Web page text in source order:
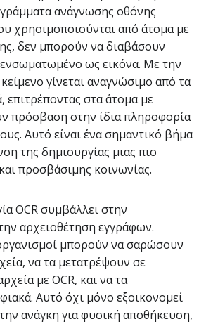
ανάγνωσης οθόνης
χρησιμοποιούνται από άτομα με
δεν μπορούν να διαβάσουν
ενσωματωμένο ως εικόνα. Με την
γίνεται αναγνώσιμο από τα
επιτρέποντας στα άτομα με
πρόσβαση στην ίδια πληροφορία
Αυτό είναι ένα σημαντικό βήμα
της δημιουργίας μιας πιο
προσβάσιμης κοινωνίας.
OCR συμβάλλει στην
αρχειοθέτηση εγγράφων.
μπορούν να σαρώσουν
να τα μετατρέψουν σε
με OCR, και να τα
Αυτό όχι μόνο εξοικονομεί
ανάγκη για φυσική αποθήκευση,